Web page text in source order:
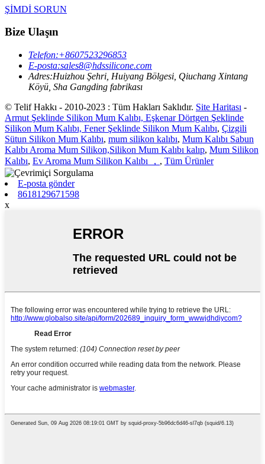
ŞİMDİ SORUN
Bize Ulaşın
Telefon:+8607523296853
E-posta:sales8@hdssilicone.com
Adres:Huizhou Şehri, Huiyang Bölgesi, Qiuchang Xintang
Köyü, Sha Gangding fabrikası
© Telif Hakkı - 2010-2023 : Tüm Hakları Saklıdır. Site Haritası -
Armut Şeklinde Silikon Mum Kalıbı, Eşkenar Dörtgen Şeklinde
Silikon Mum Kalıbı, Fener Şeklinde Silikon Mum Kalıbı, Çizgili
Sütun Silikon Mum Kalıbı, mum silikon kalıbı, Mum Kalıbı Sabun
Kalıbı Aroma Mum Silikon,Silikon Mum Kalıbı kalıp, Mum Silikon
Kalıbı, Ev Aroma Mum Silikon Kalıbı ， , Tüm Ürünler
E-posta gönder
8618129671598
x